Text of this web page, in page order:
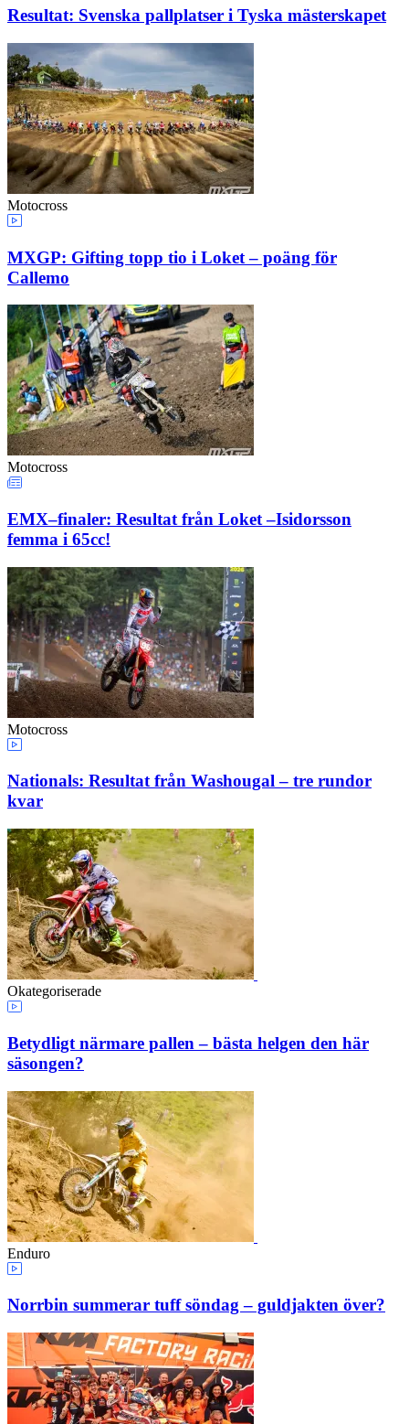
Resultat: Svenska pallplatser i Tyska mästerskapet
Motocross
MXGP: Gifting topp tio i Loket – poäng för
Callemo
Motocross
EMX–finaler: Resultat från Loket –Isidorsson
femma i 65cc!
Motocross
Nationals: Resultat från Washougal – tre rundor
kvar
Okategoriserade
Betydligt närmare pallen – bästa helgen den här
säsongen?
Enduro
Norrbin summerar tuff söndag – guldjakten över?